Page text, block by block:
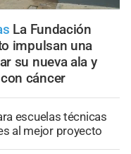
La Fundación
impulsan una
su nueva ala y
cáncer
escuelas técnicas
al mejor proyecto